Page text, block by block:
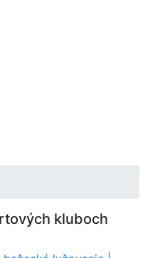
kluboch